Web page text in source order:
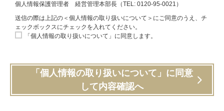
個人情報保護管理者 経営管理本部長（TEL: 0120-95-0021）
送信の際は上記の＜個人情報の取り扱いについて＞にご同意のうえ、チ
ェックボックスにチェックを入れてください。
「個人情報の取り扱いについて」に同意します。
「個人情報の取り扱いについて」に同意
して内容確認へ